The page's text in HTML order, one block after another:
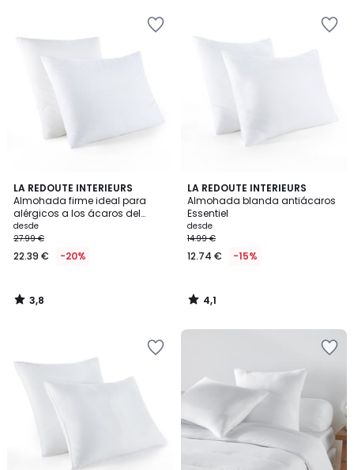
LA REDOUTE INTERIEURS
Almohada firme ideal para
alérgicos a los ácaros del
polvo
desde
27.99 €
22.39 € -20%
3,8
/ 5
3,8
/
LA REDOUTE INTERIEURS
Almohada blanda antiácaros
Essentiel
desde
14.99 €
12.74 € -15%
4,1
/ 5
4,1
/